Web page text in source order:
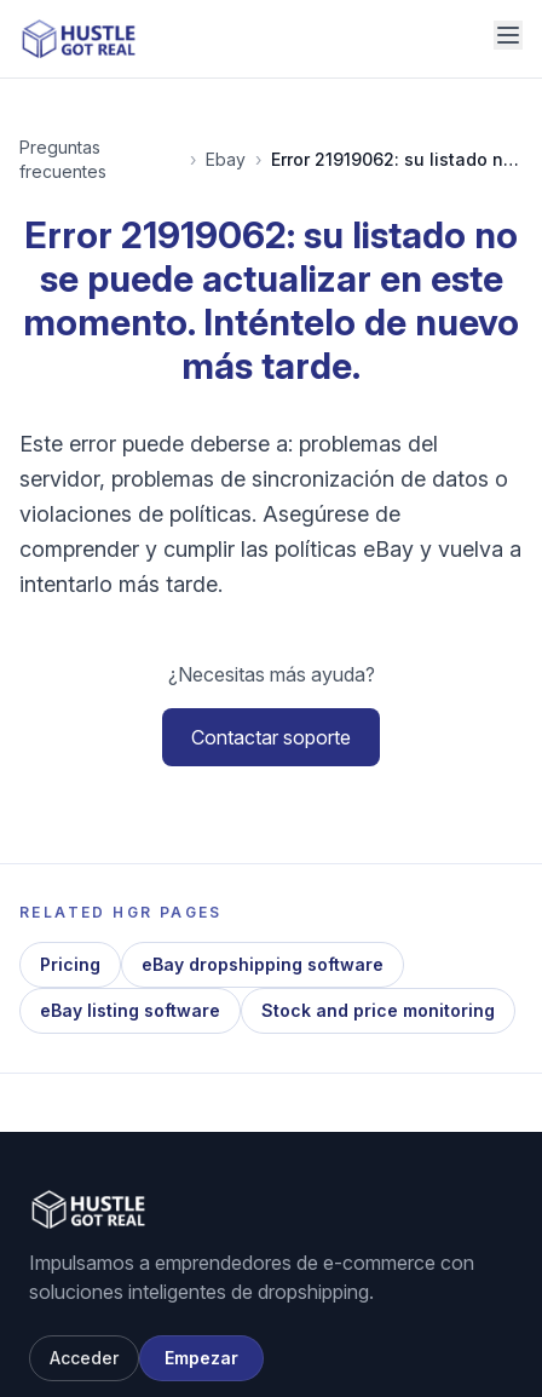
Preguntas
frecuentes
› Ebay › Error 21919062: su listado no se puede actualizar en este momento. Inténtelo de nuevo más tarde.
Error 21919062: su listado no
se puede actualizar en este
momento. Inténtelo de nuevo
más tarde.
Este error puede deberse a: problemas del
servidor, problemas de sincronización de datos o
violaciones de políticas. Asegúrese de
comprender y cumplir las políticas eBay y vuelva a
intentarlo más tarde.
¿Necesitas más ayuda?
Contactar soporte
RELATED HGR PAGES
Pricing eBay dropshipping software
eBay listing software Stock and price monitoring
Impulsamos a emprendedores de e-commerce con
soluciones inteligentes de dropshipping.
Acceder Empezar